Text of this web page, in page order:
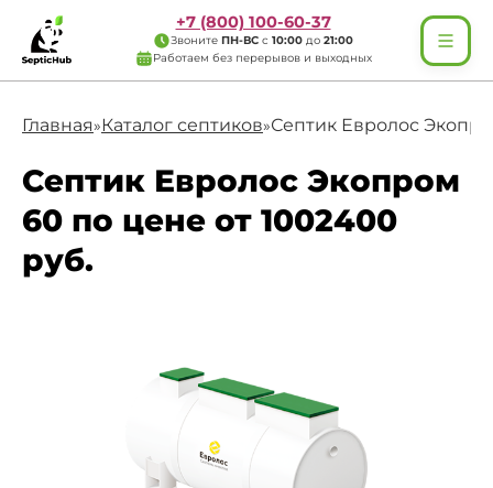
+7 (800) 100-60-37
Звоните ПН-ВС с 10:00 до 21:00
Работаем без перерывов и выходных
Главная»Каталог септиков»Септик Евролос
Септик Евролос Экопром
60 по цене от 1002400
руб.